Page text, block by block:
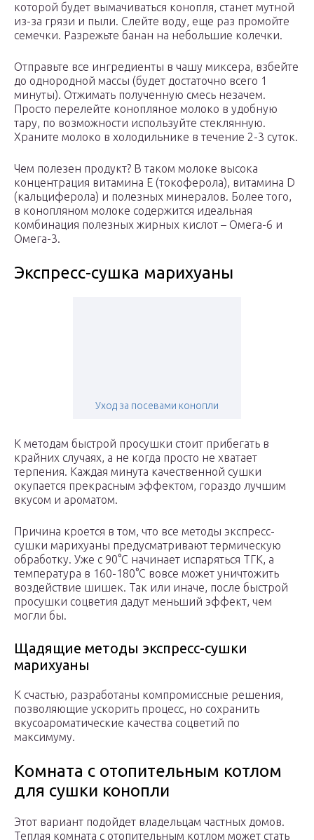
которой будет вымачиваться конопля, станет мутной
из-за грязи и пыли. Слейте воду, еще раз промойте
семечки. Разрежьте банан на небольшие колечки.
Отправьте все ингредиенты в чашу миксера, взбейте
до однородной массы (будет достаточно всего 1
минуты). Отжимать полученную смесь незачем.
Просто перелейте конопляное молоко в удобную
тару, по возможности используйте стеклянную.
Храните молоко в холодильнике в течение 2-3 суток.
Чем полезен продукт? В таком молоке высока
концентрация витамина Е (токоферола), витамина D
(кальциферола) и полезных минералов. Более того,
в конопляном молоке содержится идеальная
комбинация полезных жирных кислот – Омега-6 и
Омега-3.
Экспресс-сушка марихуаны
Уход за посевами конопли
К методам быстрой просушки стоит прибегать в
крайних случаях, а не когда просто не хватает
терпения. Каждая минута качественной сушки
окупается прекрасным эффектом, гораздо лучшим
вкусом и ароматом.
Причина кроется в том, что все методы экспресс-
сушки марихуаны предусматривают термическую
обработку. Уже с 90°C начинает испаряться ТГК, а
температура в 160-180°C вовсе может уничтожить
воздействие шишек. Так или иначе, после быстрой
просушки соцветия дадут меньший эффект, чем
могли бы.
Щадящие методы экспресс-сушки
марихуаны
К счастью, разработаны компромиссные решения,
позволяющие ускорить процесс, но сохранить
вкусоароматические качества соцветий по
максимуму.
Комната с отопительным котлом
для сушки конопли
Этот вариант подойдет владельцам частных домов.
Теплая комната с отопительным котлом может стать